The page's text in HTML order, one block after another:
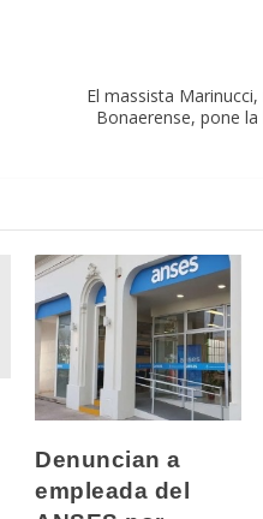
El massista
Bonaerense, pone
Denuncian a
empleada del